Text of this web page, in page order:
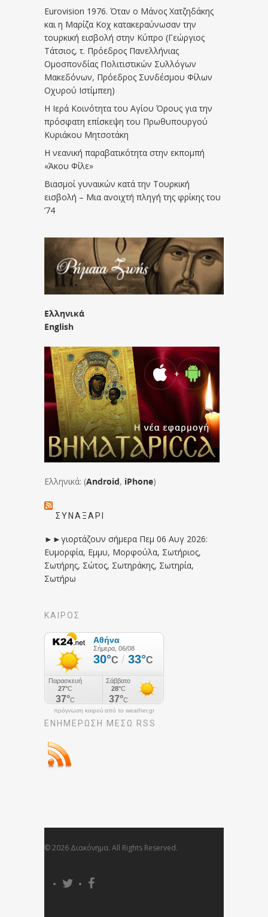
Eurovision 1976. Όταν ο Μάνος Χατζηδάκης
και η Μαρίζα Κοχ κατακεραύνωσαν την
τουρκική εισβολή στην Κύπρο (Γεώργιος
Τάτσιος, τ. Πρόεδρος Πανελλήνιας
Ομοσπονδίας Πολιτιστικών Συλλόγων
Μακεδόνων, Πρόεδρος Συνδέσμου Φίλων
Οχυρού Ιστίμπεη)
Η Ιερά Κοινότητα του Αγίου Όρους για την
πρόσφατη επίσκεψη του Πρωθυπουργού
Κυριάκου Μητσοτάκη
Η νεανική παραβατικότητα στην εκπομπή
«Άκου Φίλε»
Βιασμοί γυναικών κατά την Τουρκική
εισβολή – Μια ανοιχτή πληγή της φρίκης του
’74
Ελληνικά
English
Ελληνικά: (Android, iPhone)
ΣΥΝΑΞΆΡΙ
►►γιορτάζουν σήμερα Πεμ 06 Αυγ 2026:
Ευμορφία, Εμμυ, Μορφούλα, Σωτήριος,
Σωτήρης, Σώτος, Σωτηράκης, Σωτηρία,
Σωτήρω
ΚΑΙΡΟΣ
πρόγνωση καιρού από το weather.gr
ΕΝΗΜΈΡΩΣΉ ΜΕΣΩ RSS
© 2026 Διακόνημα. All Rights Reserved.